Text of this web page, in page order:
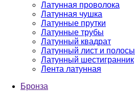
Латунная проволока
Латунная чушка
Латунные прутки
Латунные трубы
Латунный квадрат
Латунный лист и полосы
Латунный шестигранник
Лента латунная
Бронза